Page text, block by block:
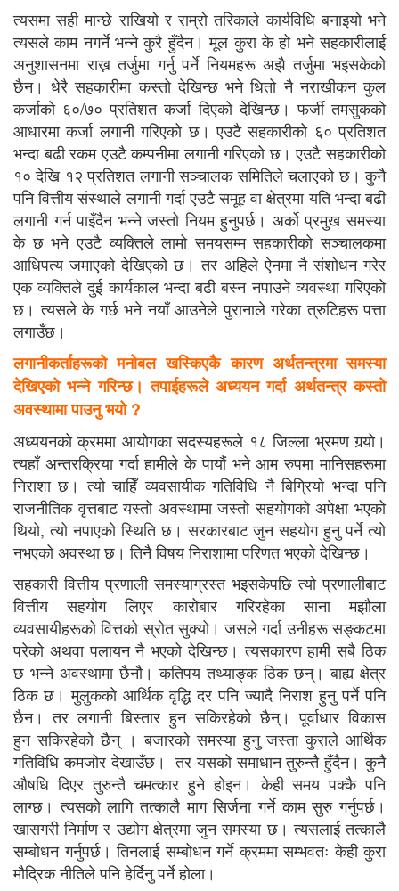
त्यसमा सही मान्छे राखियो र राम्रो तरिकाले कार्यविधि बनाइयो भने
त्यसले काम नगर्ने भन्ने कुरै हुँदैन। मूल कुरा के हो भने सहकारीलाई
अनुशासनमा राख्न तर्जुमा गर्नु पर्ने नियमहरू अझै तर्जुमा भइसकेको
छैन। धेरै सहकारीमा कस्तो देखिन्छ भने धितो नै नराखीकन कुल
कर्जाको ६०/७० प्रतिशत कर्जा दिएको देखिन्छ। फर्जी तमसुकको
आधारमा कर्जा लगानी गरिएको छ। एउटै सहकारीको ६० प्रतिशत
भन्दा बढी रकम एउटै कम्पनीमा लगानी गरिएको छ। एउटै सहकारीको
१० देखि १२ प्रतिशत लगानी सञ्चालक समितिले चलाएको छ। कुनै
पनि वित्तीय संस्थाले लगानी गर्दा एउटै समूह वा क्षेत्रमा यति भन्दा बढी
लगानी गर्न पाइँदैन भन्ने जस्तो नियम हुनुपर्छ। अर्को प्रमुख समस्या
के छ भने एउटै व्यक्तिले लामो समयसम्म सहकारीको सञ्चालकमा
आधिपत्य जमाएको देखिएको छ। तर अहिले ऐनमा नै संशोधन गरेर
एक व्यक्तिले दुई कार्यकाल भन्दा बढी बस्न नपाउने व्यवस्था गरिएको
छ। त्यसले के गर्छ भने नयाँ आउनेले पुरानाले गरेका त्रुटिहरू पत्ता
लगाउँछ।
लगानीकर्ताहरूको मनोबल खस्किएकै कारण अर्थतन्त्रमा समस्या
देखिएको भन्ने गरिन्छ। तपाईहरूले अध्ययन गर्दा अर्थतन्त्र कस्तो
अवस्थामा पाउनु भयो?
अध्ययनको क्रममा आयोगका सदस्यहरूले १८ जिल्ला भ्रमण गर्‍यो।
त्यहाँ अन्तरक्रिया गर्दा हामीले के पायौं भने आम रुपमा मानिसहरूमा
निराशा छ। त्यो चाहिँ व्यवसायीक गतिविधि नै बिग्रियो भन्दा पनि
राजनीतिक वृत्तबाट यस्तो अवस्थामा जस्तो सहयोगको अपेक्षा भएको
थियो, त्यो नपाएको स्थिति छ। सरकारबाट जुन सहयोग हुनु पर्ने त्यो
नभएको अवस्था छ। तिनै विषय निराशामा परिणत भएको देखिन्छ।
सहकारी वित्तीय प्रणाली समस्याग्रस्त भइसकेपछि त्यो प्रणालीबाट
वित्तीय सहयोग लिएर कारोबार गरिरहेका साना मझौला
व्यवसायीहरूको वित्तको स्रोत सुक्यो। जसले गर्दा उनीहरू सङ्कटमा
परेको अथवा पलायन नै भएको देखिन्छ। त्यसकारण हामी सबै ठिक
छ भन्ने अवस्थामा छैनौ। कतिपय तथ्याङ्क ठिक छन्। बाह्य क्षेत्र
ठिक छ। मुलुकको आर्थिक वृद्धि दर पनि ज्यादै निराश हुनु पर्ने पनि
छैन। तर लगानी बिस्तार हुन सकिरहेकाे छैन्। पूर्वाधार विकास
हुन सकिरहेकाे छैन् । बजारको समस्या हुनु जस्ता कुराले आर्थिक
गतिविधि कमजोर देखाउँछ। तर यसको समाधान तुरुन्तै हुँदैन। कुनै
औषधि दिएर तुरुन्तै चमत्कार हुने होइन। केही समय पक्कै पनि
लाग्छ। त्यसको लागि तत्कालै माग सिर्जना गर्ने काम सुरु गर्नुपर्छ।
खासगरी निर्माण र उद्योग क्षेत्रमा जुन समस्या छ। त्यसलाई तत्कालै
सम्बोधन गर्नुपर्छ। तिनलाई सम्बोधन गर्ने क्रममा सम्भवतः केही कुरा
मौद्रिक नीतिले पनि हेर्दिनु पर्ने होला।